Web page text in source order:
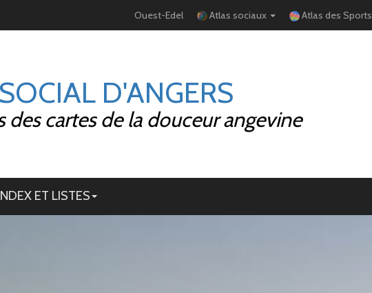
Ouest-Edel Atlas sociaux Atlas des Sports
D'ANGERS
des cartes de la douceur angevine
ET LISTES